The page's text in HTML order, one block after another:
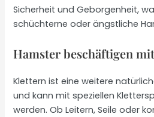
Sicherheit und Geborgenheit,
schüchterne oder ängstliche
Hamster beschäftigen
Klettern ist eine weitere
und kann mit speziellen
werden. Ob Leitern, Seile oder